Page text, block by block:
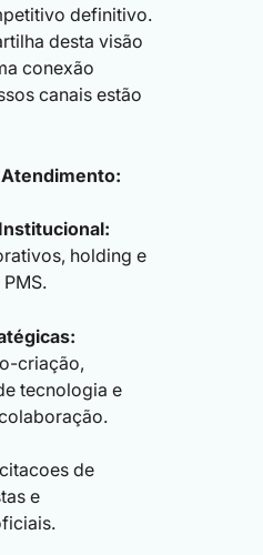
definitivo.
desta visão
conexão
canais estão
holding e
criação,
tecnologia e
de
e